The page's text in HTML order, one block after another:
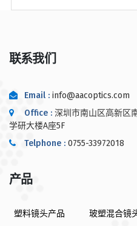
联系我们
Email : info@aacoptics.com
Office : 深圳市南山区高新区
学研大楼A座5F
Telphone : 0755-33972018
产品
塑料镜头产品
玻塑混合镜